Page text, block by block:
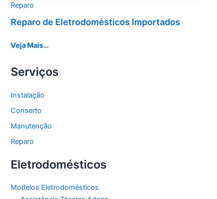
Reparo
Reparo de Eletrodomésticos Importados
Veja Mais…
Serviços
Instalação
Conserto
Manutenção
Reparo
Eletrodomésticos
Modelos Eletrodomésticos